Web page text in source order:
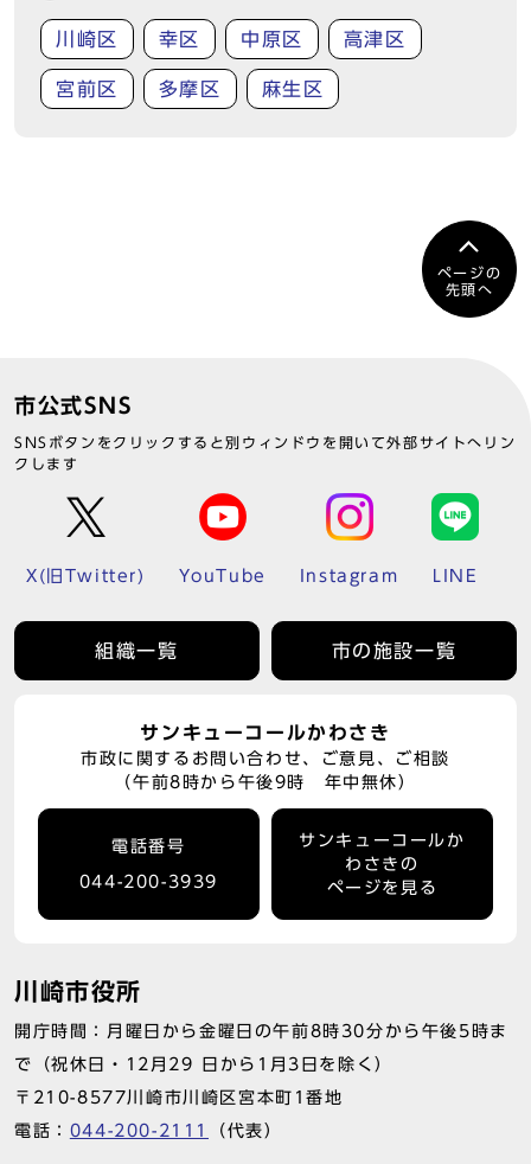
川崎区 幸区 中原区 高津区
宮前区 多摩区 麻生区
ページの
先頭へ
市公式SNS
SNSボタンをクリックすると別ウィンドウを開いて外部サイトへリン
クします
X(旧Twitter) YouTube Instagram LINE
組織一覧 市の施設一覧
サンキューコールかわさき
市政に関するお問い合わせ、ご意見、ご相談
（午前8時から午後9時 年中無休）
電話番号
044-200-3939
サンキューコールか
わさきの
ページを見る
川崎市役所
開庁時間：月曜日から金曜日の午前8時30分から午後5時ま
で（祝休日・12月29 日から1月3日を除く）
〒210-8577川崎市川崎区宮本町1番地
電話： 044-200-2111 （代表）